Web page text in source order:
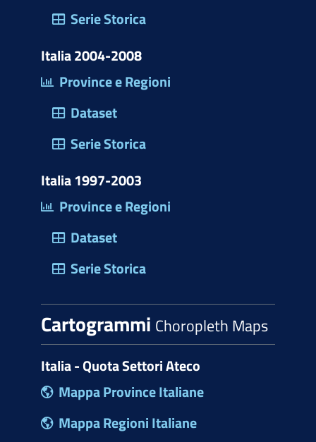
Serie Storica
Italia 2004-2008
Province e Regioni
Dataset
Serie Storica
Italia 1997-2003
Province e Regioni
Dataset
Serie Storica
Cartogrammi Choropleth Maps
Italia - Quota Settori Ateco
Mappa Province Italiane
Mappa Regioni Italiane